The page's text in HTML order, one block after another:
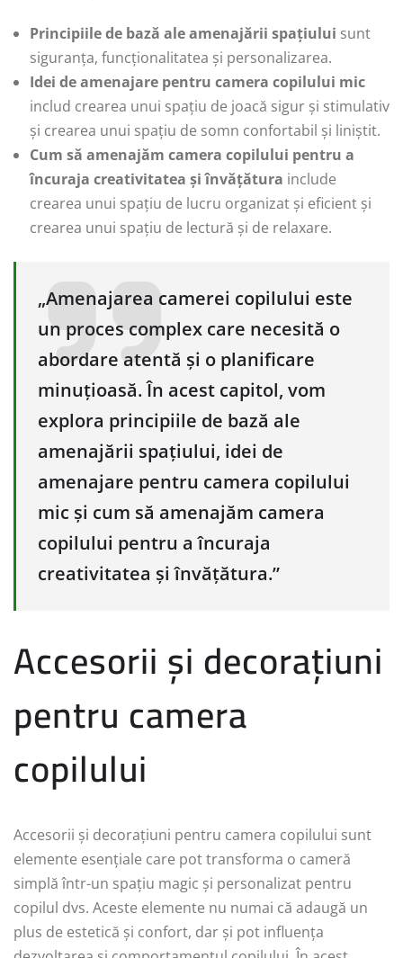
Principiile de bază ale amenajării spațiului sunt
siguranța, funcționalitatea și personalizarea.
Idei de amenajare pentru camera copilului mic
includ crearea unui spațiu de joacă sigur și stimulativ
și crearea unui spațiu de somn confortabil și liniștit.
Cum să amenajăm camera copilului pentru a
încuraja creativitatea și învățătura include
crearea unui spațiu de lucru organizat și eficient și
crearea unui spațiu de lectură și de relaxare.
„Amenajarea camerei copilului este
un proces complex care necesită o
abordare atentă și o planificare
minuțioasă. În acest capitol, vom
explora principiile de bază ale
amenajării spațiului, idei de
amenajare pentru camera copilului
mic și cum să amenajăm camera
copilului pentru a încuraja
creativitatea și învățătura.”
Accesorii și decorațiuni
pentru camera
copilului
Accesorii și decorațiuni pentru camera copilului sunt
elemente esențiale care pot transforma o cameră
simplă într-un spațiu magic și personalizat pentru
copilul dvs. Aceste elemente nu numai că adaugă un
plus de estetică și confort, dar și pot influența